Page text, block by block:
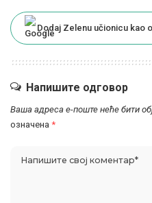
Dodaj Zelenu učionicu kao
Напишите одговор
Ваша адреса е-поште неће бити
означена *